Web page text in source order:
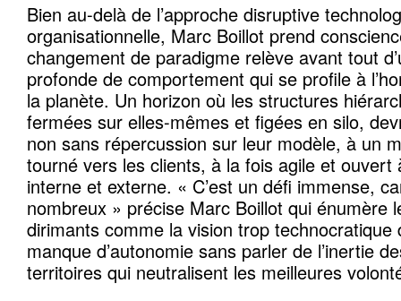
Bien au-delà de l’approche disruptive
organisationnelle, Marc Boillot prend
changement de paradigme relève avant tout
profonde de comportement qui se profile à
la planète. Un horizon où les structures
fermées sur elles-mêmes et figées en silo,
non sans répercussion sur leur modèle, à un
tourné vers les clients, à la fois agile et ouvert
interne et externe. « C’est un défi immense,
nombreux » précise Marc Boillot qui énumère
dirimants comme la vision trop technocratique
manque d’autonomie sans parler de l’inertie
territoires qui neutralisent les meilleures